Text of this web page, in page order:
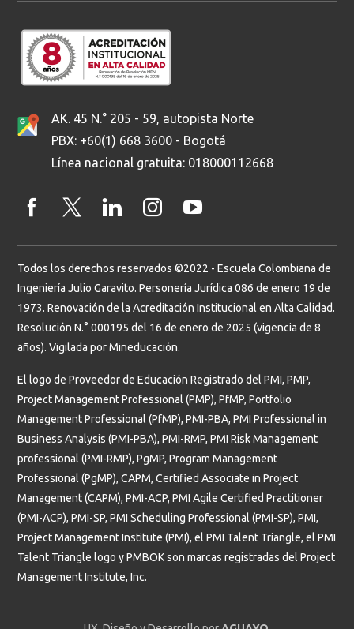
AK. 45 N.° 205 - 59, autopista Norte
PBX: +60(1) 668 3600 - Bogotá
Línea nacional gratuita: 018000112668
Todos los derechos reservados ©2022 - Escuela Colombiana de
Ingeniería Julio Garavito. Personería Jurídica 086 de enero 19 de
1973. Renovación de la Acreditación Institucional en Alta Calidad.
Resolución N.° 000195 del 16 de enero de 2025 (vigencia de 8
años). Vigilada por Mineducación.
El logo de Proveedor de Educación Registrado del PMI, PMP,
Project Management Professional (PMP), PfMP, Portfolio
Management Professional (PfMP), PMI-PBA, PMI Professional in
Business Analysis (PMI-PBA), PMI-RMP, PMI Risk Management
professional (PMI-RMP), PgMP, Program Management
Professional (PgMP), CAPM, Certified Associate in Project
Management (CAPM), PMI-ACP, PMI Agile Certified Practitioner
(PMI-ACP), PMI-SP, PMI Scheduling Professional (PMI-SP), PMI,
Project Management Institute (PMI), el PMI Talent Triangle, el PMI
Talent Triangle logo y PMBOK son marcas registradas del Project
Management Institute, Inc.